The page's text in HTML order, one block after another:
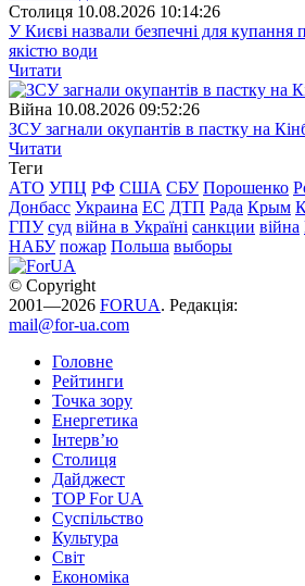
Столиця 10.08.2026 10:14:26
У Києві назвали безпечні для купання
якістю води
Читати
Війна 10.08.2026 09:52:26
ЗСУ загнали окупантів в пастку на
Читати
Теги
АТО УПЦ РФ США СБУ Порошенко
Донбасс Украина ЕС ДТП Рада Крым
ГПУ суд війна в Україні санкции війна
НАБУ пожар Польша выборы
© Copyright
2001—2026 FORUA. Редакція:
mail@for-ua.com
Головне
Рейтинги
Точка зору
Енергетика
Інтерв’ю
Столиця
Дайджест
TOP For UA
Суспiльство
Культура
Світ
Економіка